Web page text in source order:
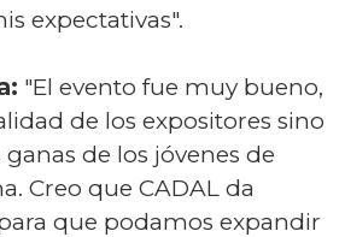
expectativas".
"El evento fue muy bueno,
de los expositores sino
de los jóvenes de
Creo que CADAL da
que podamos expandir